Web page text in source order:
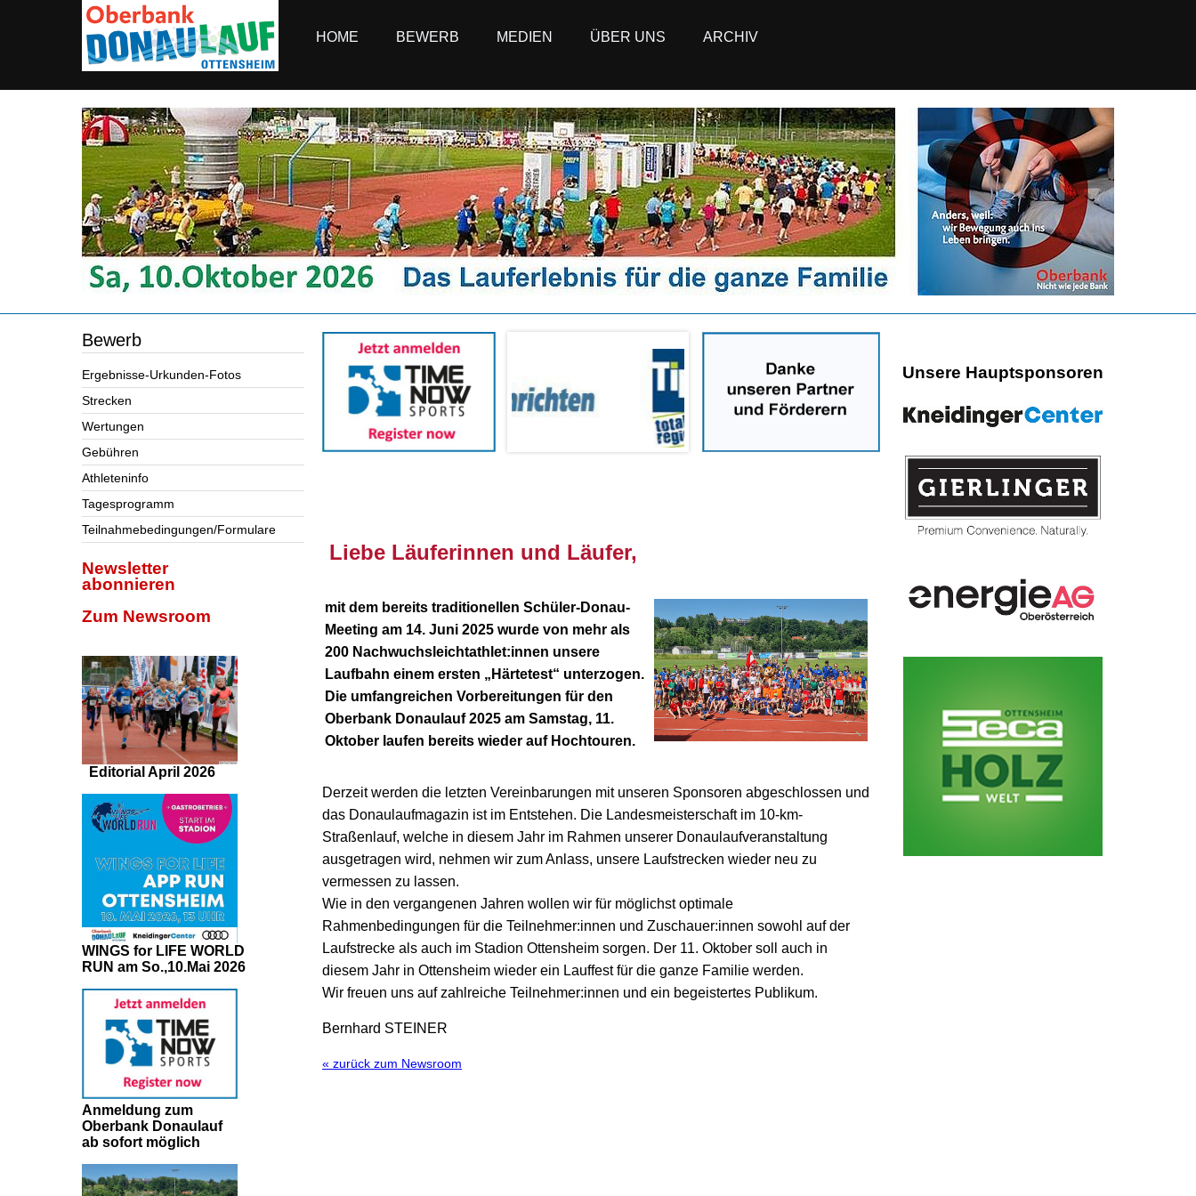
HOME BEWERB MEDIEN ÜBER UNS ARCHIV
Bewerb
Ergebnisse-Urkunden-Fotos
Strecken
Wertungen
Gebühren
Athleteninfo
Tagesprogramm
Teilnahmebedingungen/Formulare
Newsletter
abonnieren
Zum Newsroom
Editorial April 2026
WINGS for LIFE WORLD
RUN am So.,10.Mai 2026
Anmeldung zum
Oberbank Donaulauf
ab sofort möglich
Liebe Läuferinnen und Läufer,
mit dem bereits traditionellen Schüler-Donau-
Meeting am 14. Juni 2025 wurde von mehr als
200 Nachwuchsleichtathlet:innen unsere
Laufbahn einem ersten „Härtetest“ unterzogen.
Die umfangreichen Vorbereitungen für den
Oberbank Donaulauf 2025 am Samstag, 11.
Oktober laufen bereits wieder auf Hochtouren.
Derzeit werden die letzten Vereinbarungen mit unseren Sponsoren abgeschlossen und
das Donaulaufmagazin ist im Entstehen. Die Landesmeisterschaft im 10-km-
Straßenlauf, welche in diesem Jahr im Rahmen unserer Donaulaufveranstaltung
ausgetragen wird, nehmen wir zum Anlass, unsere Laufstrecken wieder neu zu
vermessen zu lassen.
Wie in den vergangenen Jahren wollen wir für möglichst optimale
Rahmenbedingungen für die Teilnehmer:innen und Zuschauer:innen sowohl auf der
Laufstrecke als auch im Stadion Ottensheim sorgen. Der 11. Oktober soll auch in
diesem Jahr in Ottensheim wieder ein Lauffest für die ganze Familie werden.
Wir freuen uns auf zahlreiche Teilnehmer:innen und ein begeistertes Publikum.
Bernhard STEINER
« zurück zum Newsroom
Unsere Hauptsponsoren